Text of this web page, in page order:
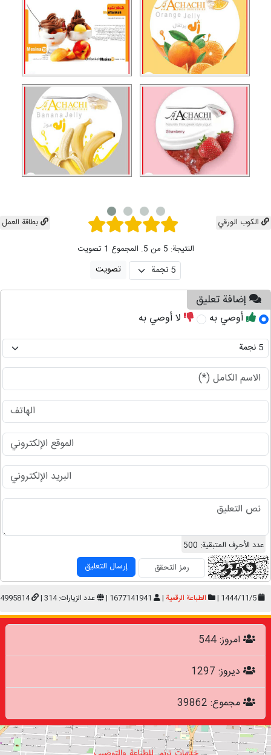
الکوب الورقي
بطاقة العمل
النتيجة: 5 من 5. المجموع 1 تصويت
إضافة تعليق
أوصي به لا أوصي به
عدد الأحرف المتبقية: 500
إرسال التعليق
الطباعة الرقمیة | عدد الزيارات: 314 |
امروز: 544
دیروز: 1297
مجموع: 39862